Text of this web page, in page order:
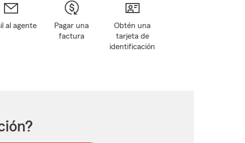
al agente
Pagar una
factura
Obtén una
tarjeta de
identificación